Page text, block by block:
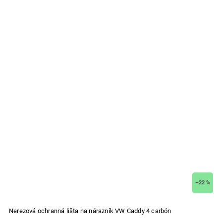
–22 %
Nerezová ochranná lišta na nárazník VW Caddy 4 carbón